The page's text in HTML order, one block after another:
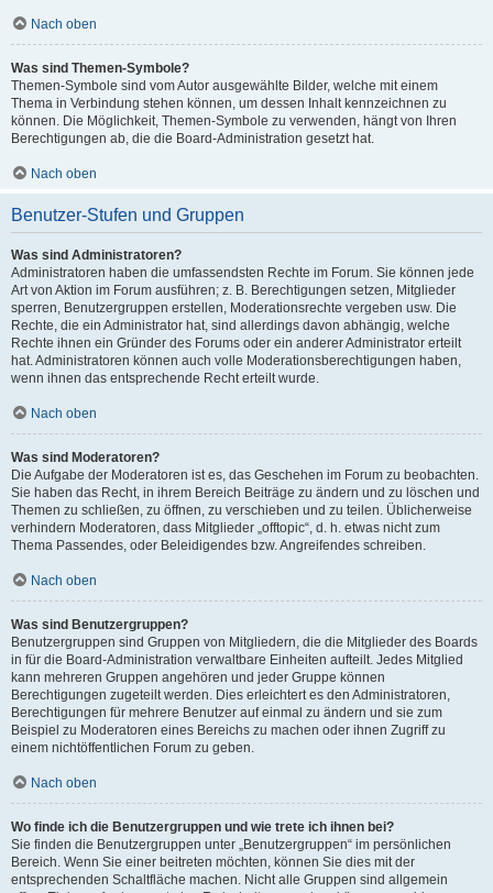
Nach oben
Was sind Themen-Symbole?
Themen-Symbole sind vom Autor ausgewählte Bilder, welche mit einem
Thema in Verbindung stehen können, um dessen Inhalt kennzeichnen zu
können. Die Möglichkeit, Themen-Symbole zu verwenden, hängt von Ihren
Berechtigungen ab, die die Board-Administration gesetzt hat.
Nach oben
Benutzer-Stufen und Gruppen
Was sind Administratoren?
Administratoren haben die umfassendsten Rechte im Forum. Sie können jede
Art von Aktion im Forum ausführen; z. B. Berechtigungen setzen, Mitglieder
sperren, Benutzergruppen erstellen, Moderationsrechte vergeben usw. Die
Rechte, die ein Administrator hat, sind allerdings davon abhängig, welche
Rechte ihnen ein Gründer des Forums oder ein anderer Administrator erteilt
hat. Administratoren können auch volle Moderationsberechtigungen haben,
wenn ihnen das entsprechende Recht erteilt wurde.
Nach oben
Was sind Moderatoren?
Die Aufgabe der Moderatoren ist es, das Geschehen im Forum zu beobachten.
Sie haben das Recht, in ihrem Bereich Beiträge zu ändern und zu löschen und
Themen zu schließen, zu öffnen, zu verschieben und zu teilen. Üblicherweise
verhindern Moderatoren, dass Mitglieder „offtopic“, d. h. etwas nicht zum
Thema Passendes, oder Beleidigendes bzw. Angreifendes schreiben.
Nach oben
Was sind Benutzergruppen?
Benutzergruppen sind Gruppen von Mitgliedern, die die Mitglieder des Boards
in für die Board-Administration verwaltbare Einheiten aufteilt. Jedes Mitglied
kann mehreren Gruppen angehören und jeder Gruppe können
Berechtigungen zugeteilt werden. Dies erleichtert es den Administratoren,
Berechtigungen für mehrere Benutzer auf einmal zu ändern und sie zum
Beispiel zu Moderatoren eines Bereichs zu machen oder ihnen Zugriff zu
einem nichtöffentlichen Forum zu geben.
Nach oben
Wo finde ich die Benutzergruppen und wie trete ich ihnen bei?
Sie finden die Benutzergruppen unter „Benutzergruppen“ im persönlichen
Bereich. Wenn Sie einer beitreten möchten, können Sie dies mit der
entsprechenden Schaltfläche machen. Nicht alle Gruppen sind allgemein